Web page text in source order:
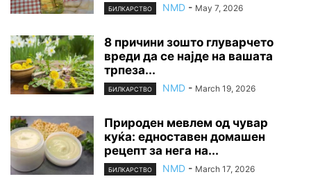
БИЛКАРСТВО NMD - May 7, 2026
8 причини зошто глуварчето
вреди да се најде на вашата
трпеза...
БИЛКАРСТВО NMD - March 19, 2026
Природен мевлем од чувар
куќа: едноставен домашен
рецепт за нега на...
БИЛКАРСТВО NMD - March 17, 2026